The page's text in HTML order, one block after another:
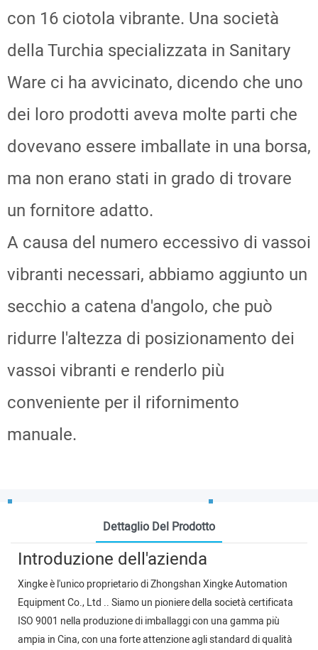
con 16 ciotola vibrante. Una società
della Turchia specializzata in Sanitary
Ware ci ha avvicinato, dicendo che uno
dei loro prodotti aveva molte parti che
dovevano essere imballate in una borsa,
ma non erano stati in grado di trovare
un fornitore adatto.
A causa del numero eccessivo di vassoi
vibranti necessari, abbiamo aggiunto un
secchio a catena d'angolo, che può
ridurre l'altezza di posizionamento dei
vassoi vibranti e renderlo più
conveniente per il rifornimento
manuale.
Dettaglio Del Prodotto
Introduzione dell'azienda
Xingke è l'unico proprietario di Zhongshan Xingke Automation
Equipment Co., Ltd .. Siamo un pioniere della società certificata
ISO 9001 nella produzione di imballaggi con una gamma più
ampia in Cina, con una forte attenzione agli standard di qualità